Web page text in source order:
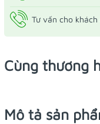
Tư vấn cho
Cùng thương
Mô tả sản